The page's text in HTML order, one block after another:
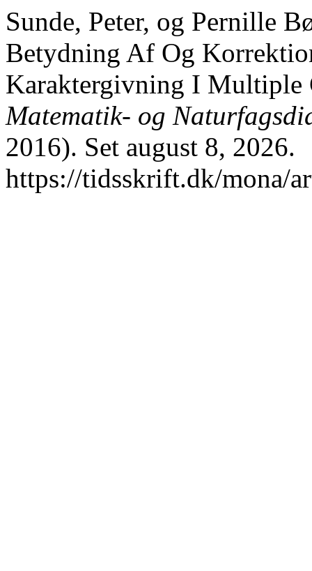
Sunde, Peter, og Pernille
Betydning Af Og
Karaktergivning I Multiple
Matematik- og
2016). Set august 8, 2026.
https://tidsskrift.dk/mona/